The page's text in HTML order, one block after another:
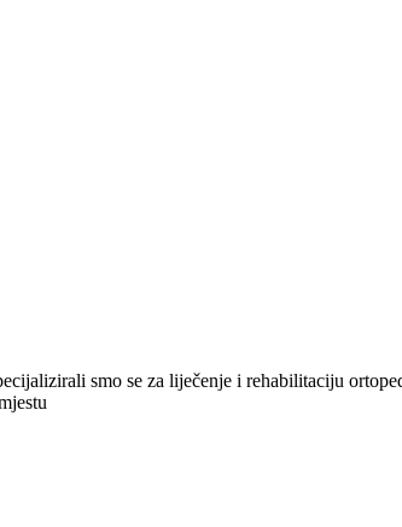
smo se za liječenje i rehabilitaciju